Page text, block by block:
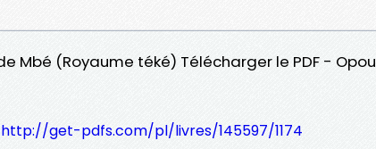
Mbé (Royaume téké) Télécharger le PDF - Opou
http://get-pdfs.com/pl/livres/145597/1174